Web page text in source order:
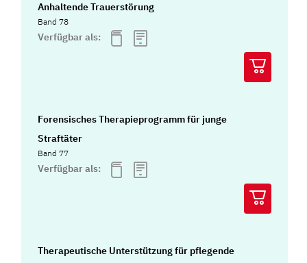
Anhaltende Trauerstörung
Band 78
Verfügbar als:
Forensisches Therapieprogramm für junge
Straftäter
Band 77
Verfügbar als:
Therapeutische Unterstützung für pflegende